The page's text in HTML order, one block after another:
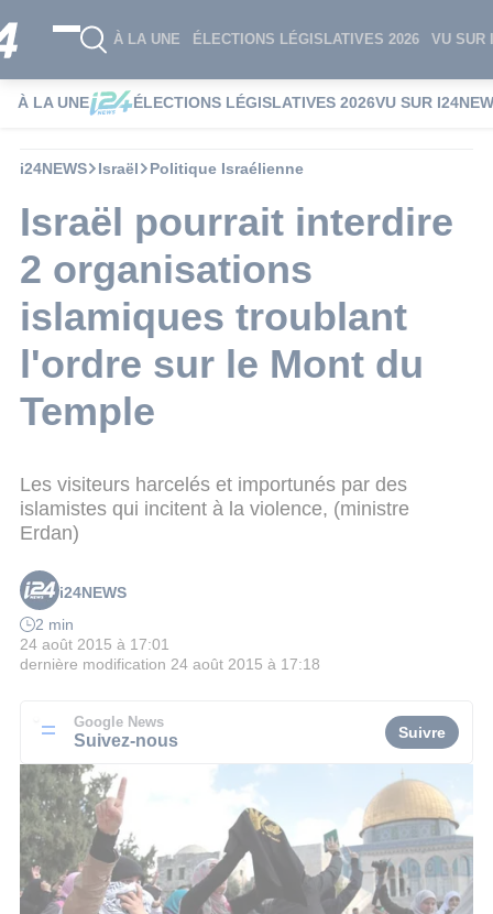
À LA UNE ÉLECTIONS LÉGISLATIVES 2026 VU SUR
À LA UNE ÉLECTIONS LÉGISLATIVES 2026VU SUR
i24NEWS Israël Politique Israélienne
Israël pourrait interdire
2 organisations
islamiques troublant
l'ordre sur le Mont du
Temple
Les visiteurs harcelés et importunés par des
islamistes qui incitent à la violence, (ministre
Erdan)
i24NEWS
2 min
24 août 2015 à 17:01
dernière modification 24 août 2015 à 17:18
Google News
Suivez-nous Suivre